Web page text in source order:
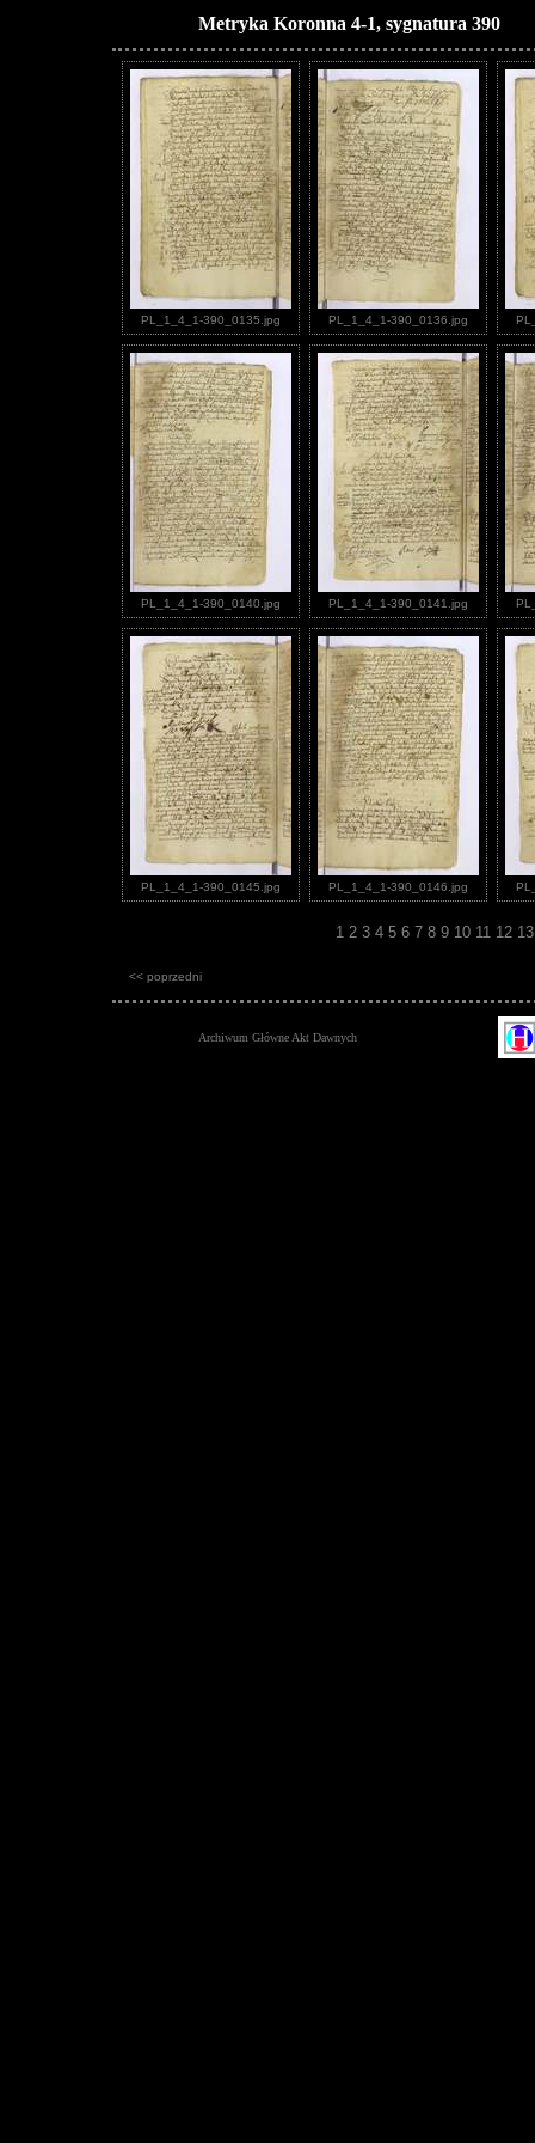
Metryka Koronna 4-1, sygnatura 390
PL_1_4_1-390_0135.jpg PL_1_4_1-390_0136.jpg
PL_1_4_1-390_0140.jpg PL_1_4_1-390_0141.jpg
PL_1_4_1-390_0145.jpg PL_1_4_1-390_0146.jpg
1 2 3 4 5 6 7 8 9 10 11 12
<< poprzedni
Archiwum Główne Akt Dawnych